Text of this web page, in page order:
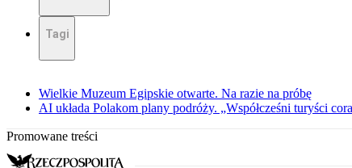
Tagi
Wielkie Muzeum Egipskie otwarte. Na razie na próbę
AI układa Polakom plany podróży. „Współcześni turyści
Promowane treści